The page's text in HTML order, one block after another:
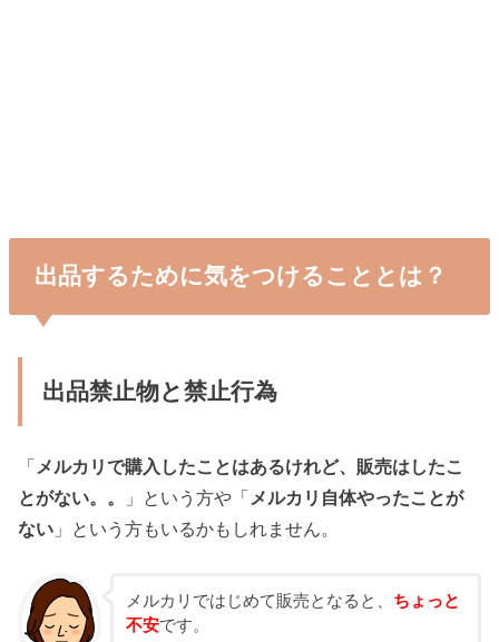
出品するために気をつけることとは？
出品禁止物と禁止行為
「 メルカリで購入したことはあるけれど、販売はしたこ
とがない。。
」という方や「 メルカリ自体やったことが
ない 」という方もいるかもしれません。
メルカリではじめて販売となると、 ちょっと
不安です。